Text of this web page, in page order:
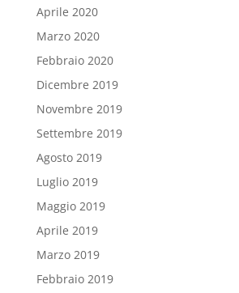
Aprile 2020
Marzo 2020
Febbraio 2020
Dicembre 2019
Novembre 2019
Settembre 2019
Agosto 2019
Luglio 2019
Maggio 2019
Aprile 2019
Marzo 2019
Febbraio 2019